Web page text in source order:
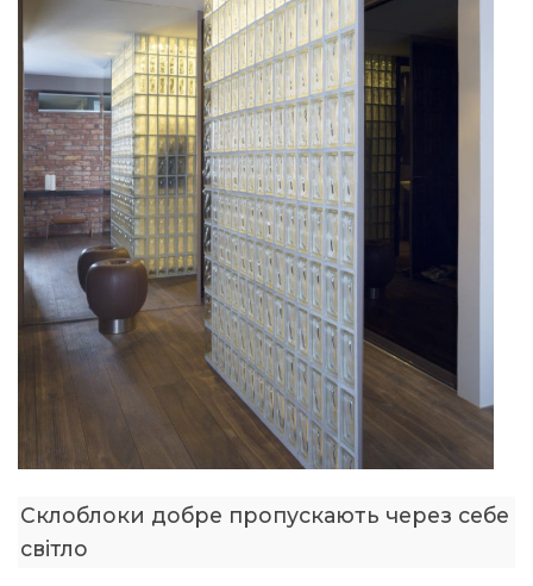
Склоблоки добре пропускають через себе
світло